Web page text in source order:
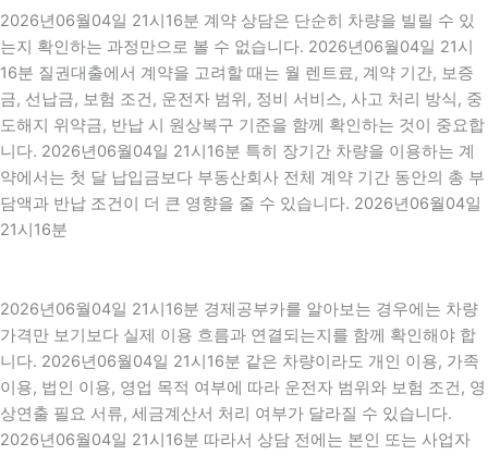
2026년06월04일 21시16분 계약 상담은 단순히 차량을 빌릴 수 있
는지 확인하는 과정만으로 볼 수 없습니다. 2026년06월04일 21시
16분 질권대출에서 계약을 고려할 때는 월 렌트료, 계약 기간, 보증
금, 선납금, 보험 조건, 운전자 범위, 정비 서비스, 사고 처리 방식, 중
도해지 위약금, 반납 시 원상복구 기준을 함께 확인하는 것이 중요합
니다. 2026년06월04일 21시16분 특히 장기간 차량을 이용하는 계
약에서는 첫 달 납입금보다 부동산회사 전체 계약 기간 동안의 총 부
담액과 반납 조건이 더 큰 영향을 줄 수 있습니다. 2026년06월04일
21시16분
2026년06월04일 21시16분 경제공부카를 알아보는 경우에는 차량
가격만 보기보다 실제 이용 흐름과 연결되는지를 함께 확인해야 합
니다. 2026년06월04일 21시16분 같은 차량이라도 개인 이용, 가족
이용, 법인 이용, 영업 목적 여부에 따라 운전자 범위와 보험 조건, 영
상연출 필요 서류, 세금계산서 처리 여부가 달라질 수 있습니다.
2026년06월04일 21시16분 따라서 상담 전에는 본인 또는 사업자